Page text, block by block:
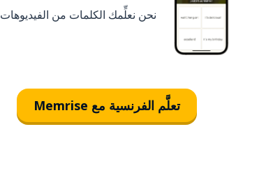
نحن نعلِّمك الكلمات من الفيديوهات
تعلَّم الفرنسية مع Memrise